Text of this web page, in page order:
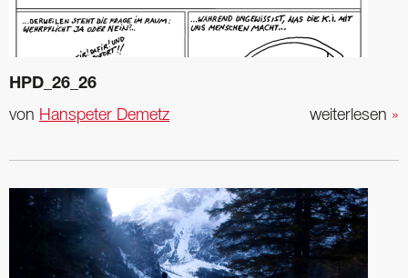
HPD_26_26
weiterlesen »
von Hanspeter Demetz